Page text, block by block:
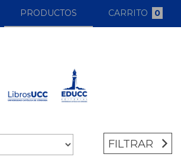
PRODUCTOS CARRITO 0
FILTRAR